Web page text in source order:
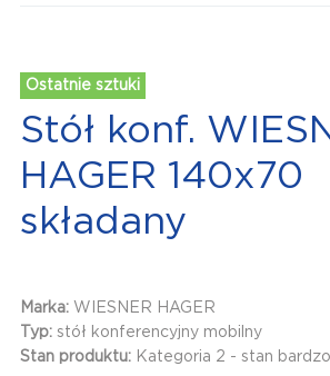
Ostatnie sztuki
Stół konf.
HAGER 140x70
składany
Marka: WIESNER HAGER
Typ: stół konferencyjny mobilny
Stan produktu: Kategoria 2 - stan